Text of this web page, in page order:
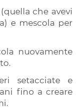
che avevi
e mescola per
nuovamente
setacciate e
fino a creare